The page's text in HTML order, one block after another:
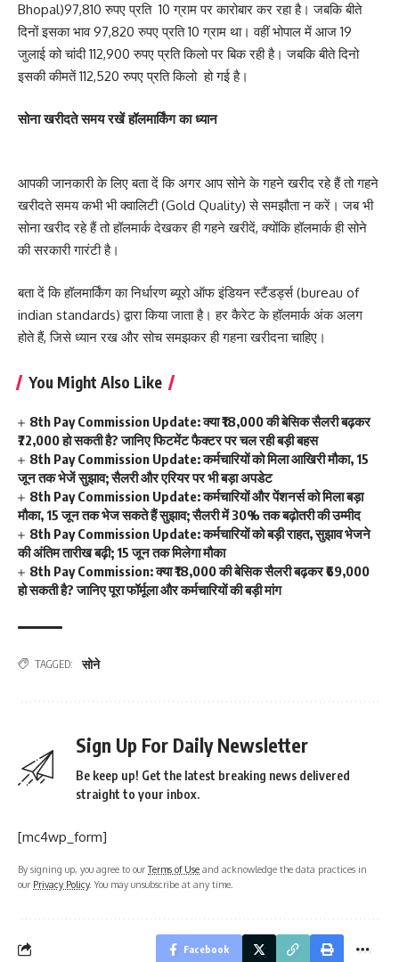
Bhopal)97,810 रुपए प्रति 10 ग्राम पर कारोबार कर रहा है। जबकि बीते
दिनों इसका भाव 97,820 रुपए प्रति 10 ग्राम था। वहीं भोपाल में आज 19
जुलाई को चांदी 112,900 रुपए प्रति किलो पर बिक रही है। जबकि बीते दिनो
इसकी कीमतें 112,520 रुपए प्रति किलो हो गई है।
सोना खरीदते समय रखें हॉलमार्किंग का ध्यान
आपकी जानकारी के लिए बता दें कि अगर आप सोने के गहने खरीद रहे हैं तो गहने
खरीदते समय कभी भी क्वालिटी (Gold Quality) से समझौता न करें। जब भी
सोना खरीद रहे हैं तो हॉलमार्क देखकर ही गहने खरीदें, क्योंकि हॉलमार्क ही सोने
की सरकारी गारंटी है।
बता दें कि हॉलमार्किंग का निर्धारण ब्यूरो ऑफ इंडियन स्टैंडर्ड्स (bureau of
indian standards) द्वारा किया जाता है। हर कैरेट के हॉलमार्क अंक अलग
होते हैं, जिसे ध्यान रख और सोच समझकर ही गहना खरीदना चाहिए।
You Might Also Like
8th Pay Commission Update: क्या ₹18,000 की बेसिक सैलरी बढ़कर
₹72,000 हो सकती है? जानिए फिटमेंट फैक्टर पर चल रही बड़ी बहस
8th Pay Commission Update: कर्मचारियों को मिला आखिरी मौका, 15
जून तक भेजें सुझाव; सैलरी और एरियर पर भी बड़ा अपडेट
8th Pay Commission Update: कर्मचारियों और पेंशनर्स को मिला बड़ा
मौका, 15 जून तक भेज सकते हैं सुझाव; सैलरी में 30% तक बढ़ोतरी की उम्मीद
8th Pay Commission Update: कर्मचारियों को बड़ी राहत, सुझाव भेजने
की अंतिम तारीख बढ़ी; 15 जून तक मिलेगा मौका
8th Pay Commission: क्या ₹18,000 की बेसिक सैलरी बढ़कर ₹69,000
हो सकती है? जानिए पूरा फॉर्मूला और कर्मचारियों की बड़ी मांग
TAGGED: सोने
Sign Up For Daily Newsletter
Be keep up! Get the latest breaking news delivered
straight to your inbox.
[mc4wp_form]
By signing up, you agree to ourTerms of Use and acknowledge the data practices in
our Privacy Policy. You may unsubscribe at any time.
Facebook